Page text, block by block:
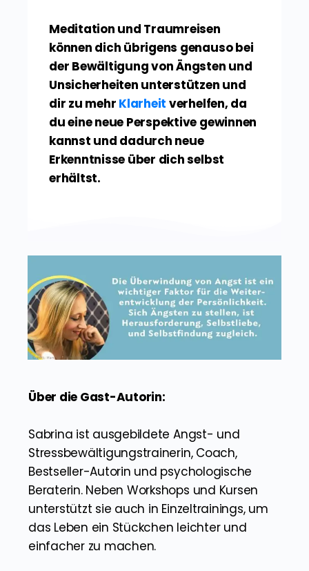
Meditation und Traumreisen
können dich übrigens genauso bei
der Bewältigung von Ängsten und
Unsicherheiten unterstützen und
dir zu mehr Klarheit verhelfen, da
du eine neue Perspektive gewinnen
kannst und dadurch neue
Erkenntnisse über dich selbst
erhältst.
Über die Gast-Autorin:
Sabrina ist ausgebildete Angst- und
Stressbewältigungstrainerin, Coach,
Bestseller-Autorin und psychologische
Beraterin. Neben Workshops und Kursen
unterstützt sie auch in Einzeltrainings, um
das Leben ein Stückchen leichter und
einfacher zu machen.